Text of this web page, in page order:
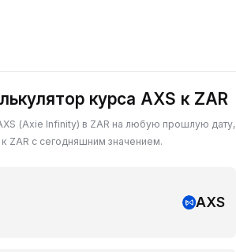
курса AXS к ZAR
(Axie Infinity) в ZAR на любую прошлую дату,
ZAR с сегодняшним значением.
AXS